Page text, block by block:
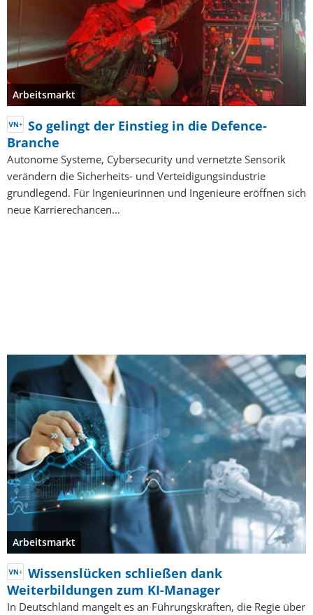
Arbeitsmarkt
So gelingt der Einstieg in die Defence-
Branche
Autonome Systeme, Cybersecurity und vernetzte Sensorik
verändern die Sicherheits- und Verteidigungsindustrie
grundlegend. Für Ingenieurinnen und Ingenieure eröffnen sich
neue Karrierechancen…
Arbeitsmarkt
Wissenslücken schließen dank
Weiterbildungen zum KI-Manager
In Deutschland mangelt es an Führungskräften, die Regie über